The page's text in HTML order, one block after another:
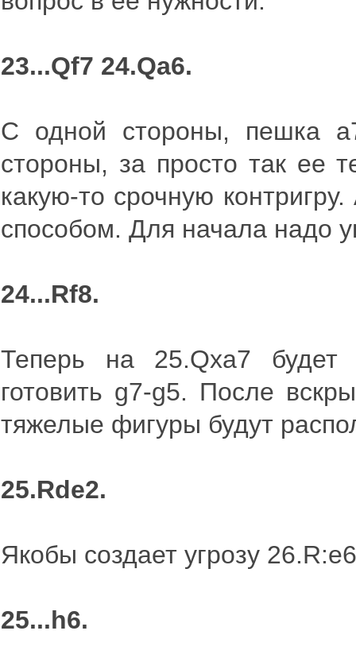
23...Qf7 24.Qa6.
С одной стороны, пешка
стороны, за просто так ее
какую-то срочную
способом. Для начала надо
24...Rf8.
Теперь на 25.Qxa7 будет
готовить g7-g5. После
тяжелые фигуры будут
25.Rde2.
Якобы создает угрозу
25...h6.